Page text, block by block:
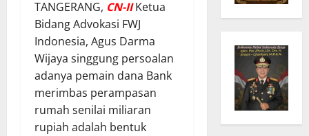
TANGERANG, CN-IIKetua
Bidang Advokasi FWJ
Indonesia, Agus Darma
Wijaya singgung persoalan
adanya pemain dana Bank
merimbas perampasan
rumah senilai miliaran
rupiah adalah bentuk